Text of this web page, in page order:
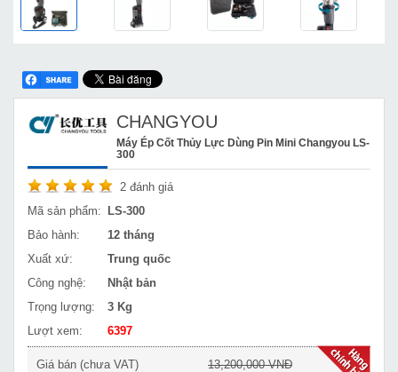
CHANGYOU
Máy Ép Cốt Thủy Lực Dùng Pin Mini Changyou LS-
300
2 đánh giá
Mã sản phẩm:
LS-300
Bảo hành:
12 tháng
Xuất xứ:
Trung quốc
Công nghệ:
Nhật bản
Trọng lượng:
3 Kg
Lượt xem:
6397
Giá bán (chưa VAT)
13,200,000 VNĐ